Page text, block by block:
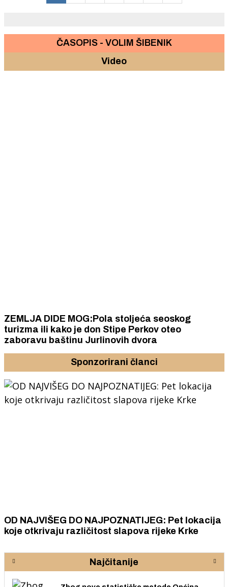
ČASOPIS - VOLIM ŠIBENIK
Video
ZEMLJA DIDE MOG:Pola stoljeća seoskog
turizma ili kako je don Stipe Perkov oteo
zaboravu baštinu Jurlinovih dvora
Sponzorirani članci
OD NAJVIŠEG DO NAJPOZNATIJEG: Pet lokacija
koje otkrivaju različitost slapova rijeke Krke
Najčitanije